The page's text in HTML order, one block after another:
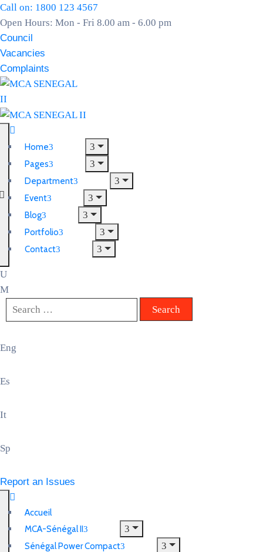
Call on: 1800 123 4567
Open Hours: Mon - Fri 8.00 am - 6.00 pm
Council
Vacancies
Complaints
Home
Pages
Department
Event
Blog
Portfolio
Contact
Eng
Es
It
Sp
Report an Issues
Accueil
MCA-Sénégal II
Sénégal Power Compact